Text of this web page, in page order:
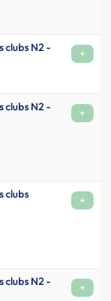
clubs N2 -
+
clubs N2 -
+
clubs
+
clubs N2 -
+